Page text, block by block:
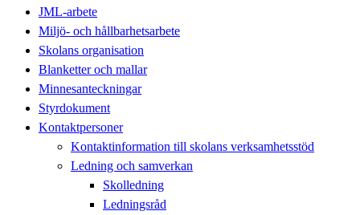
JML-arbete
Miljö- och hållbarhetsarbete
Skolans organisation
Blanketter och mallar
Minnesanteckningar
Styrdokument
Kontaktpersoner
Kontaktinformation till skolans verksamhetsstöd
Ledning och samverkan
Skolledning
Ledningsråd